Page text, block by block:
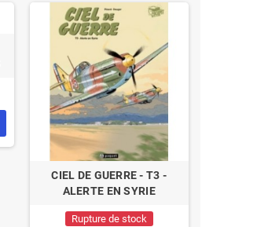
CIEL DE GUERRE - T3 -
ALERTE EN SYRIE
Rupture de stock